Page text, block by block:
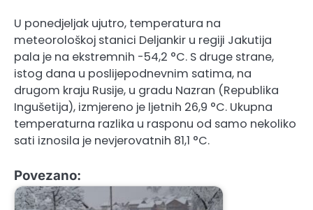
U ponedjeljak ujutro, temperatura na
meteorološkoj stanici Deljankir u regiji Jakutija
pala je na ekstremnih -54,2 °C. S druge strane,
istog dana u poslijepodnevnim satima, na
drugom kraju Rusije, u gradu Nazran (Republika
Ingušetija), izmjereno je ljetnih 26,9 °C. Ukupna
temperaturna razlika u rasponu od samo nekoliko
sati iznosila je nevjerovatnih 81,1 °C.
Povezano: